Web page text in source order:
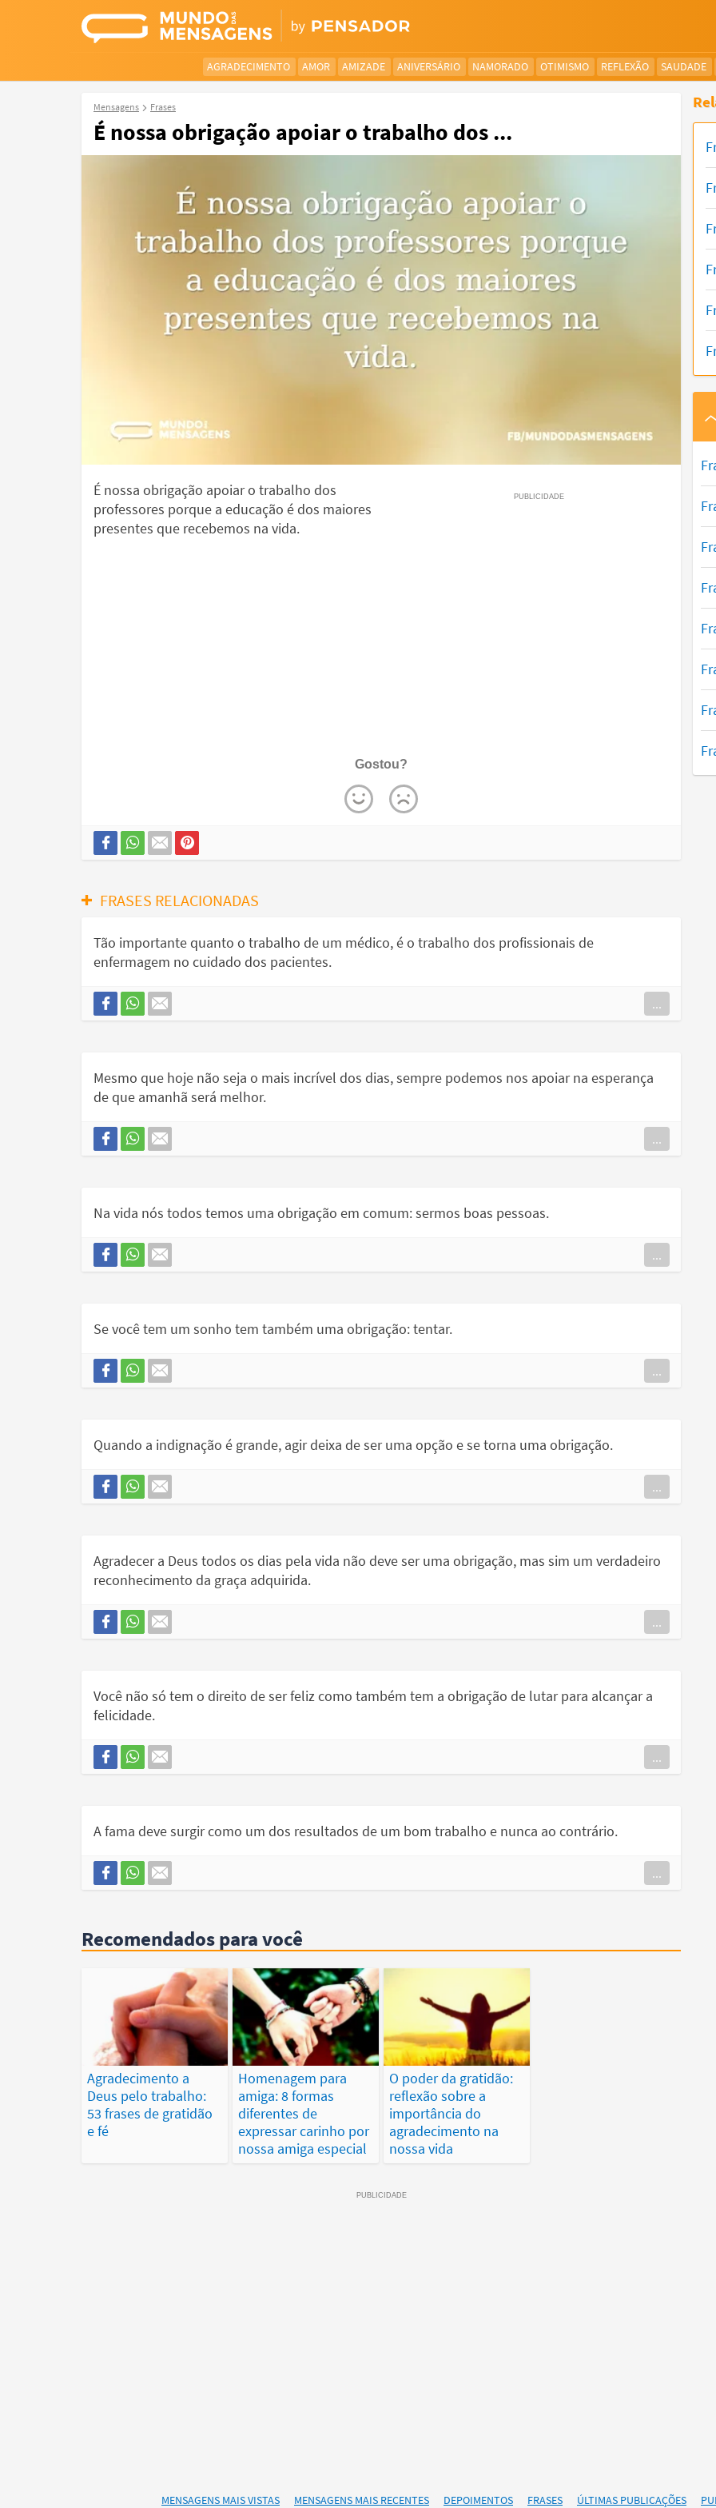
AGRADECIMENTO AMOR AMIZADE ANIVERSÁRIO NAMORADO OTIMISMO REFLEXÃO SAUDADE
Mensagens Frases
É nossa obrigação apoiar o trabalho dos ...
É nossa obrigação apoiar o trabalho dos
professores porque a educação é dos maiores
presentes que recebemos na vida.
Gostou?
FRASES RELACIONADAS
Tão importante quanto o trabalho de um médico, é o trabalho dos profissionais de
enfermagem no cuidado dos pacientes.
...
Mesmo que hoje não seja o mais incrível dos dias, sempre podemos nos apoiar na esperança
de que amanhã será melhor.
...
Na vida nós todos temos uma obrigação em comum: sermos boas pessoas.
...
Se você tem um sonho tem também uma obrigação: tentar.
...
Quando a indignação é grande, agir deixa de ser uma opção e se torna uma obrigação.
...
Agradecer a Deus todos os dias pela vida não deve ser uma obrigação, mas sim um verdadeiro
reconhecimento da graça adquirida.
...
Você não só tem o direito de ser feliz como também tem a obrigação de lutar para alcançar a
felicidade.
...
A fama deve surgir como um dos resultados de um bom trabalho e nunca ao contrário.
...
Recomendados para você
Agradecimento a
Deus pelo trabalho:
53 frases de gratidão
e fé
Homenagem para
amiga: 8 formas
diferentes de
expressar carinho por
nossa amiga especial
O poder da gratidão:
reflexão sobre a
importância do
agradecimento na
nossa vida
MENSAGENS MAIS VISTAS MENSAGENS MAIS RECENTES DEPOIMENTOS FRASES ÚLTIMAS PUBLICAÇÕES